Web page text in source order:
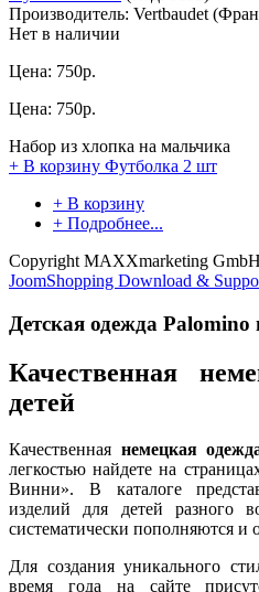
Производитель: Vertbaudet
Нет в наличии
Цена: 750р.
Цена: 750р.
Набор из хлопка на мальчика
+ В корзину Футболка 2 шт
+ В корзину
+ Подробнее...
Copyright MAXXmarketing GmbH
JoomShopping Download &
Детская одежда Palomino
Качественная
детей
Качественная немецкая
легкостью найдете на
Винни». В каталоге
изделий для детей разного
систематически пополняются и
Для создания уникального
время года на сайте